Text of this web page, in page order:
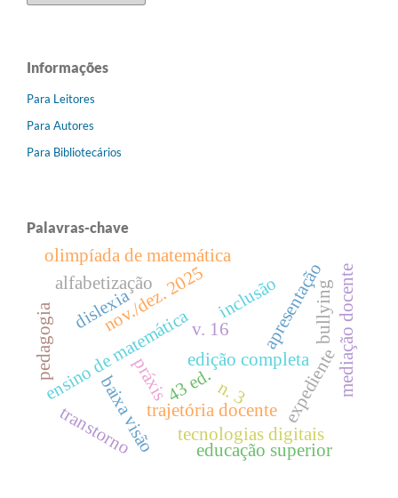
Informações
Para Leitores
Para Autores
Para Bibliotecários
Palavras-chave
edição completa
v. 16
n. 3
nov./dez. 2025
43 ed. expediente
apresentação
ensino de matemática
trajetória docente
olimpíada de matemática
mediação docente
baixa visão
inclusão
tecnologias digitais
alfabetização
práxis
pedagogia dislexia
transtorno educação superior
bullying